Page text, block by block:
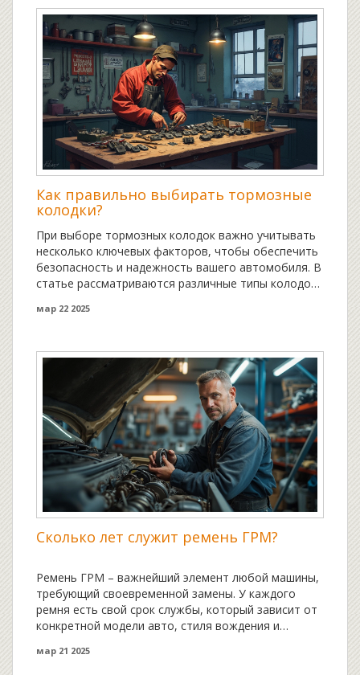
также поделимся полезными советами по их
замене и обслуживанию.
Как правильно выбирать тормозные
колодки?
При выборе тормозных колодок важно учитывать
несколько ключевых факторов, чтобы обеспечить
безопасность и надежность вашего автомобиля. В
статье рассматриваются различные типы колодок,
зависимости от условий эксплуатации. Вы узнаете,
обсудим ошибки, которых следует избегать при
выборе и замене тормозных колодок. Это поможет
вам сделать правильный выбор и обеспечить
безопасность на дороге.
мар 22 2025
Сколько лет служит ремень ГРМ?
Ремень ГРМ – важнейший элемент любой машины,
требующий своевременной замены. У каждого
ремня есть свой срок службы, который зависит от
конкретной модели авто, стиля вождения и
прослужит ремень ГРМ, поможет избежать
мар 21 2025